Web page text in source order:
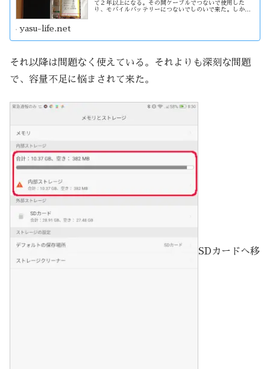
て２年以上になる。その間ケーブルでつないで使用した
り、モバイルバッテリーにつないでしのいで来た。しか
yasu-life.net
それ以降は問題なく使えている。それよりも深刻な問題
で、容量不足に悩まされて来た。
SDカードへ移